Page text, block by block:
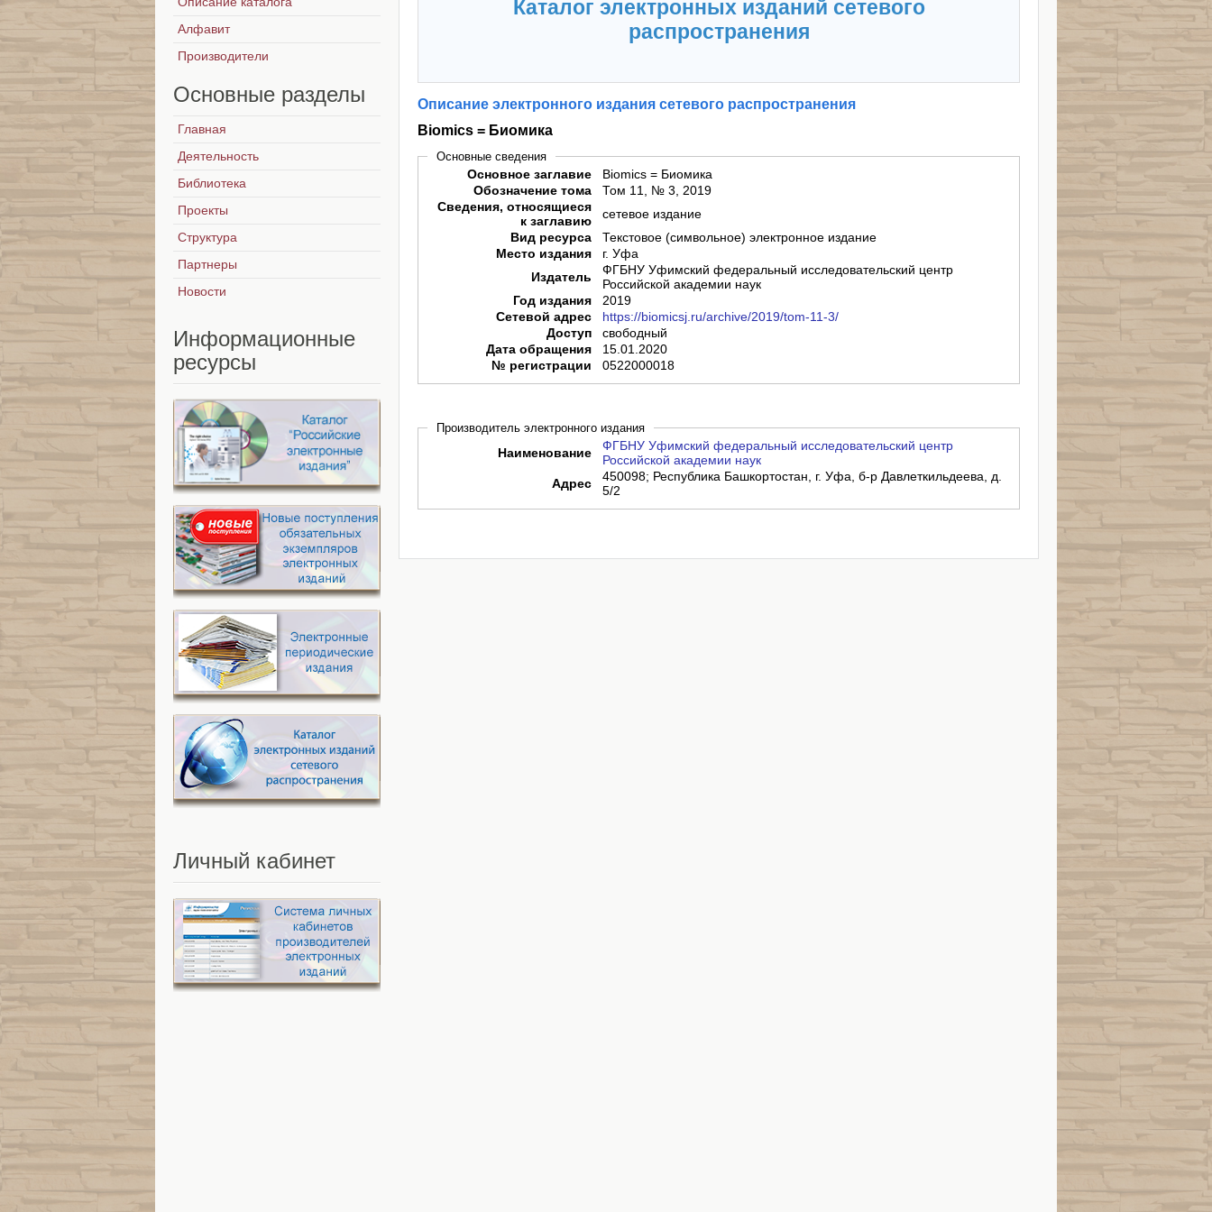
Каталог электронных изданий сетевого
распространения
Описание электронного издания сетевого распространения
Biomics = Биомика
Основные сведения
Основное заглавие
Biomics = Биомика
Обозначение тома
Том 11, № 3, 2019
Сведения, относящиеся
к заглавию
сетевое издание
Вид ресурса
Текстовое (символьное) электронное издание
Место издания
г. Уфа
Издатель
ФГБНУ Уфимский федеральный исследовательский центр
Российской академии наук
Год издания
2019
Сетевой адрес
https://biomicsj.ru/archive/2019/tom-11-3/
Доступ
свободный
Дата обращения
15.01.2020
№ регистрации
0522000018
Производитель электронного издания
Наименование
ФГБНУ Уфимский федеральный исследовательский центр
Российской академии наук
Адрес
450098; Республика Башкортостан, г. Уфа, б-р Давлеткильдеева, д.
5/2
Алфавит
Производители
Основные разделы
Главная
Деятельность
Библиотека
Проекты
Структура
Партнеры
Новости
Информационные
ресурсы
Личный кабинет